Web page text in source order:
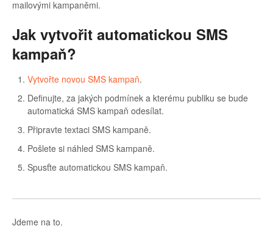
mailovými kampaněmi.
Jak vytvořit automatickou SMS
kampaň?
Vytvořte novou SMS kampaň.
Definujte, za jakých podmínek a kterému publiku se bude
automatická SMS kampaň odesílat.
Připravte textaci SMS kampaně.
Pošlete si náhled SMS kampaně.
Spusťte automatickou SMS kampaň.
Jdeme na to.